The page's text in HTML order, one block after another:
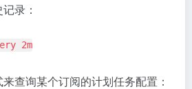
录：
2m
查询某个订阅的计划任务配置：